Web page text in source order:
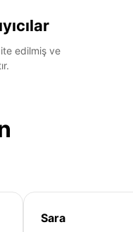
edilmiş ve
Sara